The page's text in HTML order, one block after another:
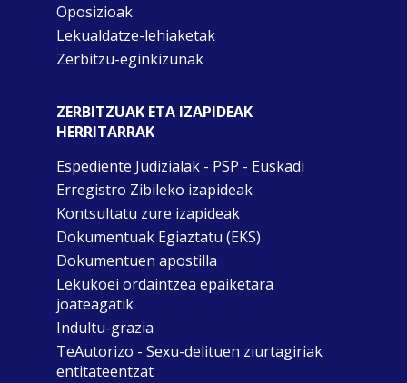
Oposizioak
Lekualdatze-lehiaketak
Zerbitzu-eginkizunak
ZERBITZUAK ETA IZAPIDEAK
HERRITARRAK
Espediente Judizialak - PSP - Euskadi
Erregistro Zibileko izapideak
Kontsultatu zure izapideak
Dokumentuak Egiaztatu (EKS)
Dokumentuen apostilla
Lekukoei ordaintzea epaiketara
joateagatik
Indultu-grazia
TeAutorizo - Sexu-delituen ziurtagiriak
entitateentzat